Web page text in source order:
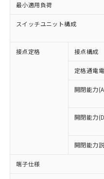
最小適用負荷
スイッチユニット構成
接点定格 接点構成
定格通電
開閉能力
開閉能力
開閉能力
端子仕様
対応済み：EU
非含有に対応した